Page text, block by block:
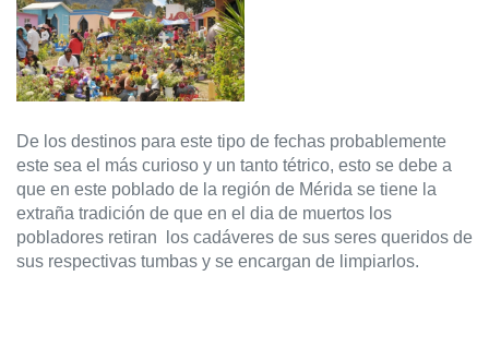
De los destinos para este tipo de fechas probablemente
este sea el más curioso y un tanto tétrico, esto se debe a
que en este poblado de la región de Mérida se tiene la
extraña tradición de que en el dia de muertos los
pobladores retiran  los cadáveres de sus seres queridos de
sus respectivas tumbas y se encargan de limpiarlos.